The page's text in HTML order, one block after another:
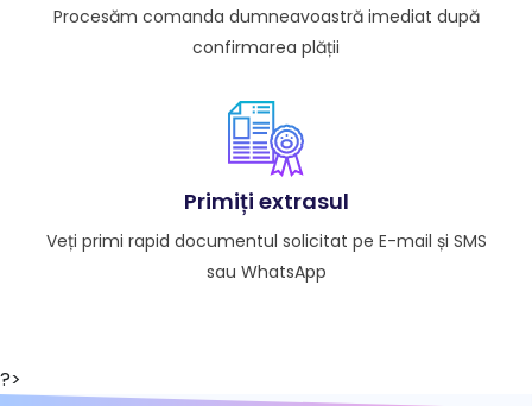
Procesăm comanda dumneavoastră imediat după
confirmarea plății
Primiți extrasul
Veți primi rapid documentul solicitat pe E-mail și SMS
sau WhatsApp
?>